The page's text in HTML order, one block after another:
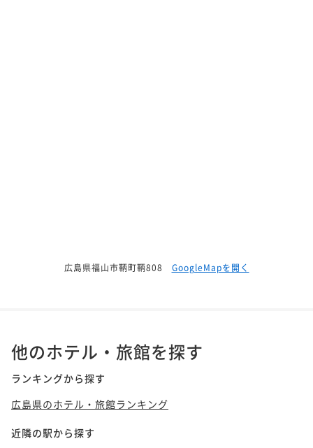
広島県福山市鞆町鞆808 GoogleMapを開く
他のホテル・旅館を探す
ランキングから探す
広島県のホテル・旅館ランキング
近隣の駅から探す